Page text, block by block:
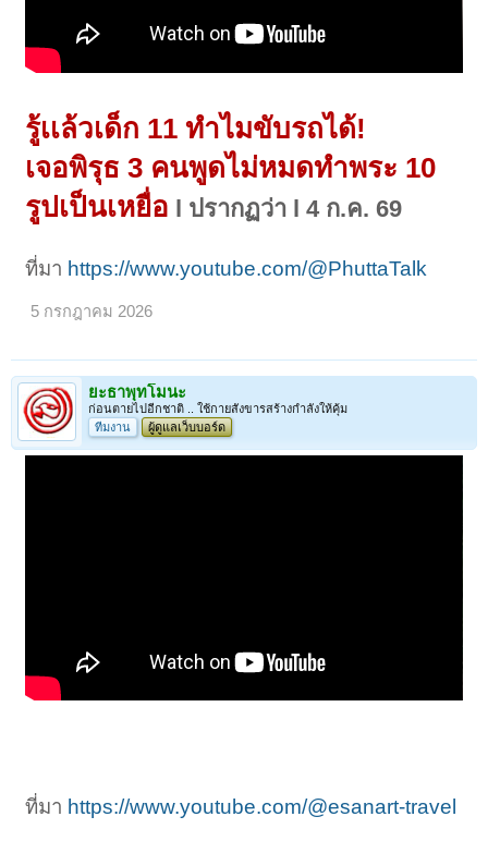
รู้เเล้วเด็ก 11 ทำไมขับรถได้!
เจอพิรุธ 3 คนพูดไม่หมดทำพระ 10
รูปเป็นเหยื่อ l ปรากฏว่า l 4 ก.ค. 69
ที่มา https://www.youtube.com/@PhuttaTalk
5 กรกฎาคม 2026
ยะธาพุทโมนะ
ก่อนตายไปอีกชาติ .. ใช้กายสังขารสร้างกำลังให้คุ้ม
ทีมงาน
ผู้ดูแลเว็บบอร์ด
ที่มา https://www.youtube.com/@esanart-travel